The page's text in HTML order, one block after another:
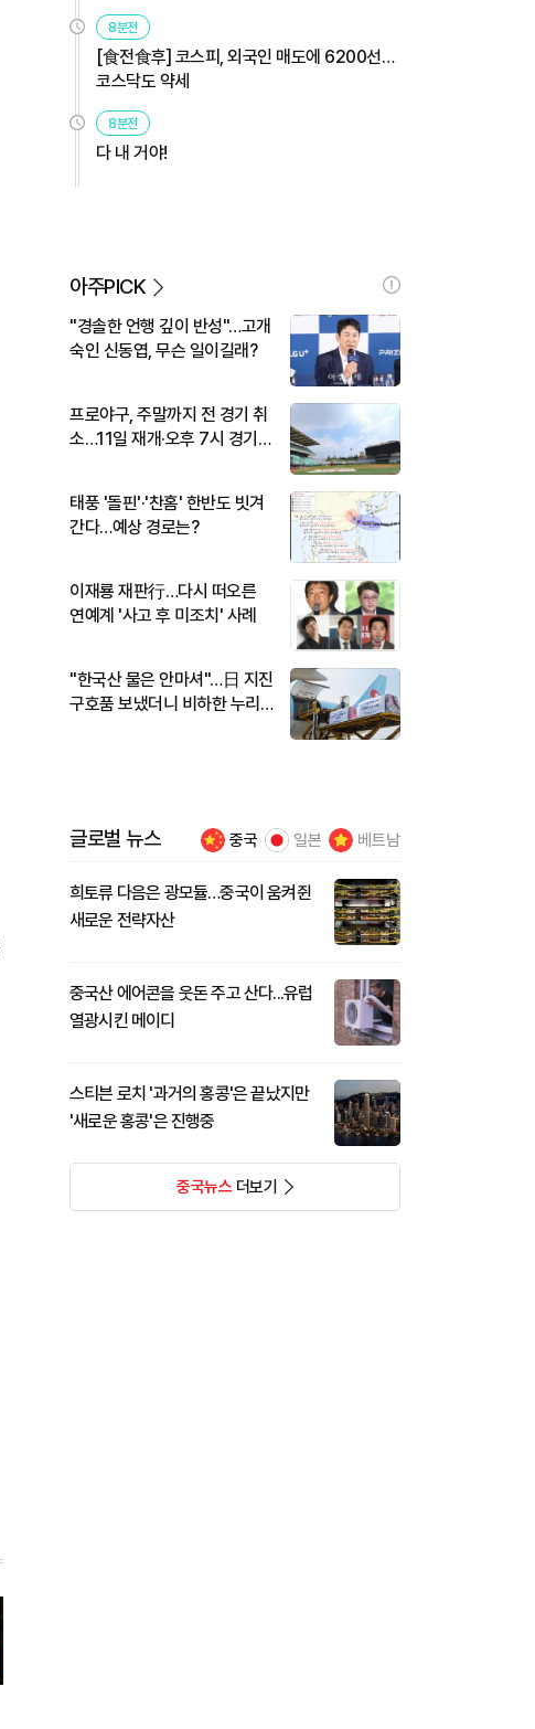
8분전
[食전食후] 코스피, 외국인 매도에 6200선…
코스닥도 약세
8분전
다 내 거야!
아주PICK
"경솔한 언행 깊이 반성"…고개
숙인 신동엽, 무슨 일이길래?
프로야구, 주말까지 전 경기 취
소…11일 재개·오후 7시 경기
태풍 '돌핀'·'찬홈' 한반도 빗겨
간다…예상 경로는?
이재룡 재판行…다시 떠오른
연예계 '사고 후 미조치' 사례
"한국산 물은 안마셔"…日 지진
구호품 보냈더니 비하한 누리
글로벌 뉴스 중국 일본 베트남
희토류 다음은 광모듈…중국이 움켜쥔
새로운 전략자산
중국산 에어콘을 웃돈 주고 산다...유럽
열광시킨 메이디
스티븐 로치 '과거의 홍콩'은 끝났지만
'새로운 홍콩'은 진행중
중국뉴스더보기